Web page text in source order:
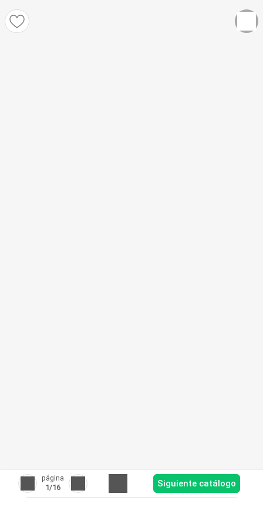
página
1/16 Siguiente catálogo